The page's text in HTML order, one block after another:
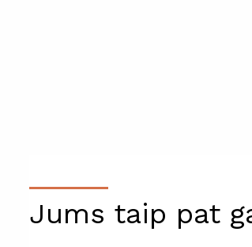
Jums taip pat